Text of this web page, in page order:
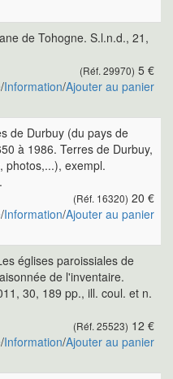
de Tohogne. S.l.n.d., 21,
(Réf. 29970) 5 €
/Information/Ajouter au panier
de Durbuy (du pays de
à 1986. Terres de Durbuy,
photos,...), exempl.
(Réf. 16320) 20 €
/Information/Ajouter au panier
églises paroissiales de
de l'inventaire.
30, 189 pp., ill. coul. et n.
(Réf. 25523) 12 €
/Information/Ajouter au panier